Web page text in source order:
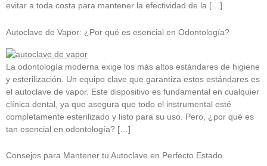
evitar a toda costa para mantener la efectividad de la […]
Autoclave de Vapor: ¿Por qué es esencial en Odontología?
La odontología moderna exige los más altos estándares de higiene
y esterilización. Un equipo clave que garantiza estos estándares es
el autoclave de vapor. Este dispositivo es fundamental en cualquier
clínica dental, ya que asegura que todo el instrumental esté
completamente esterilizado y listo para su uso. Pero, ¿por qué es
tan esencial en odontología? […]
Consejos para Mantener tu Autoclave en Perfecto Estado